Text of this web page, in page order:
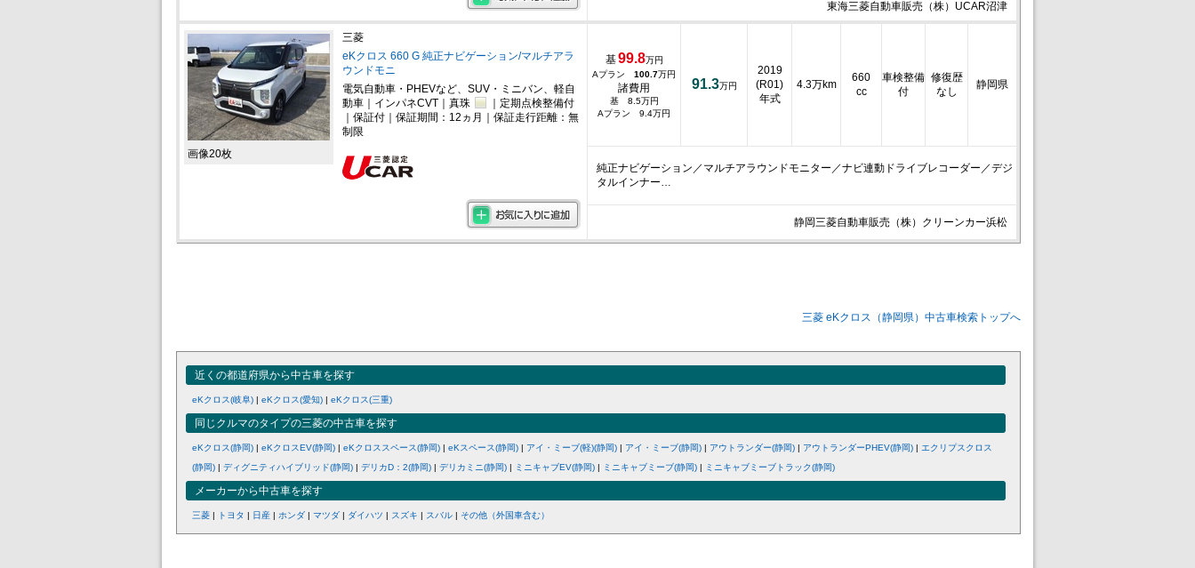
東海三菱自動車販売（株）UCAR沼津
画像20枚
三菱
eKクロス 660 G 純正ナビゲーション/マルチアラ
ウンドモニ
電気自動車・PHEVなど、SUV・ミニバン、軽自
動車｜インパネCVT｜真珠
｜定期点検整備付
｜保証付｜保証期間：12ヵ月｜保証走行距離：無
制限
基99.8万円
Aプラン 100.7万円
諸費用
基 8.5万円
Aプラン 9.4万円
91.3万円
2019
(R01)
年式
4.3万km
660
cc
車検整備
付
修復歴
なし
静岡県
純正ナビゲーション／マルチアラウンドモニター／ナビ連動ドライブレコーダー／デジ
タルインナー…
静岡三菱自動車販売（株）クリーンカー浜松
三菱 eKクロス（静岡県）中古車検索トップへ
近くの都道府県から中古車を探す
eKクロス(岐阜) | eKクロス(愛知) | eKクロス(三重)
同じクルマのタイプの三菱の中古車を探す
eKクロス(静岡) | eKクロスEV(静岡) | eKクロススペース(静岡) | eKスペース(静岡) | アイ・ミーブ(軽)(静岡) | アイ・ミーブ(静岡) | アウトランダー(静岡) | アウトランダーPHEV(静岡) | エクリプスクロス
(静岡) | ディグニティハイブリッド(静岡) | デリカD：2(静岡) | デリカミニ(静岡) | ミニキャブEV(静岡) | ミニキャブミーブ(静岡) | ミニキャブミーブトラック(静岡)
メーカーから中古車を探す
三菱 | トヨタ | 日産 | ホンダ | マツダ | ダイハツ | スズキ | スバル | その他（外国車含む）